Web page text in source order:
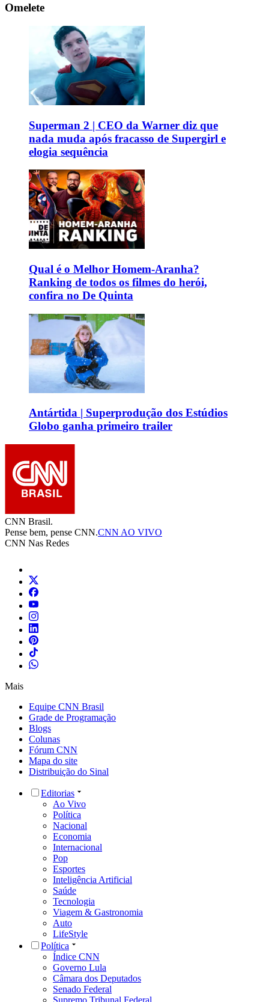
Omelete
Superman 2 | CEO da Warner diz que
nada muda após fracasso de Supergirl e
elogia sequência
Qual é o Melhor Homem-Aranha?
Ranking de todos os filmes do herói,
confira no De Quinta
Antártida | Superprodução dos Estúdios
Globo ganha primeiro trailer
CNN Brasil.
Pense bem, pense CNN.CNN AO VIVO
CNN Nas Redes
Mais
Equipe CNN Brasil
Grade de Programação
Blogs
Colunas
Fórum CNN
Mapa do site
Distribuição do Sinal
Editorias
Ao Vivo
Política
Nacional
Economia
Internacional
Pop
Esportes
Inteligência Artificial
Saúde
Tecnologia
Viagem & Gastronomia
Auto
LifeStyle
Política
Índice CNN
Governo Lula
Câmara dos Deputados
Senado Federal